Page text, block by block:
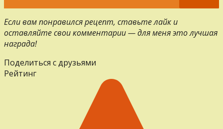
Если вам понравился рецепт, ставьте лайк и
оставляйте свои комментарии — для меня это лучшая
награда!
Поделиться с друзьями
Рейтинг